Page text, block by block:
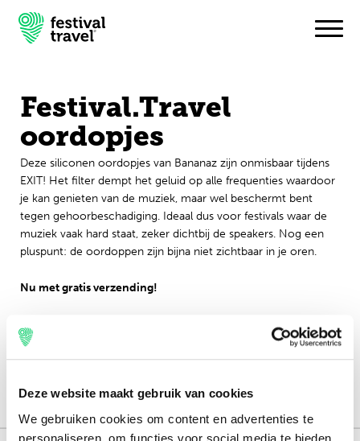
Deze website maakt gebruik van cookies
We gebruiken cookies om content en advertenties te
personaliseren, om functies voor social media te bieden
Festivals
Travel
Inspiratie
Festivalnieuws
Nederlands
Festival.Travel
oordopjes
Deze siliconen oordopjes van Bananaz zijn onmisbaar tijdens
EXIT! Het filter dempt het geluid op alle frequenties waardoor
je kan genieten van de muziek, maar wel beschermt bent
tegen gehoorbeschadiging. Ideaal dus voor festivals waar de
muziek vaak hard staat, zeker dichtbij de speakers. Nog een
pluspunt: de oordoppen zijn bijna niet zichtbaar in je oren.
Nu met gratis verzending!